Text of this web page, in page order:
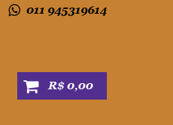
011 945319614
R$ 0,00